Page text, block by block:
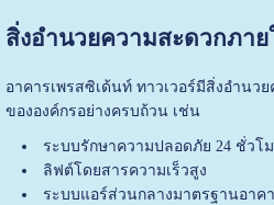
สิ่งอำนวยความสะดวกภาย
อาคารเพรสซิเด้นท์ ทาวเวอร์มีสิ่งอำนว
ขององค์กรอย่างครบถ้วน เช่น
ระบบรักษาความปลอดภัย 24 ชั่วโม
ลิฟต์โดยสารความเร็วสูง
ระบบแอร์ส่วนกลางมาตรฐานอาค